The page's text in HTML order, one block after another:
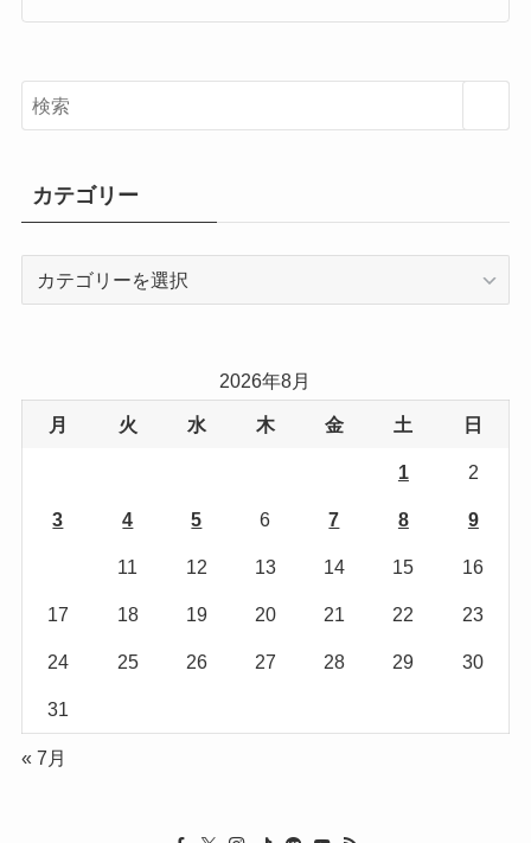
カテゴリー
2026年8月
月 火 水 木 金 土 日
1 2
3 4 5 6 7 8 9
11 12 13 14 15 16
17 18 19 20 21 22 23
24 25 26 27 28 29 30
31
« 7月